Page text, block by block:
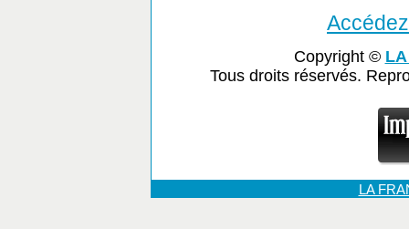
Copyright ©
Tous droits réservés.
LA